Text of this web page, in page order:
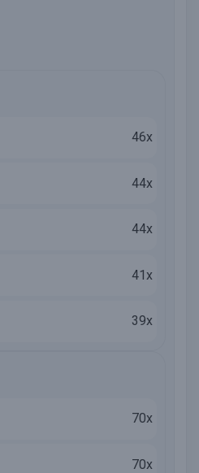
46x
44x
44x
41x
39x
70x
70x